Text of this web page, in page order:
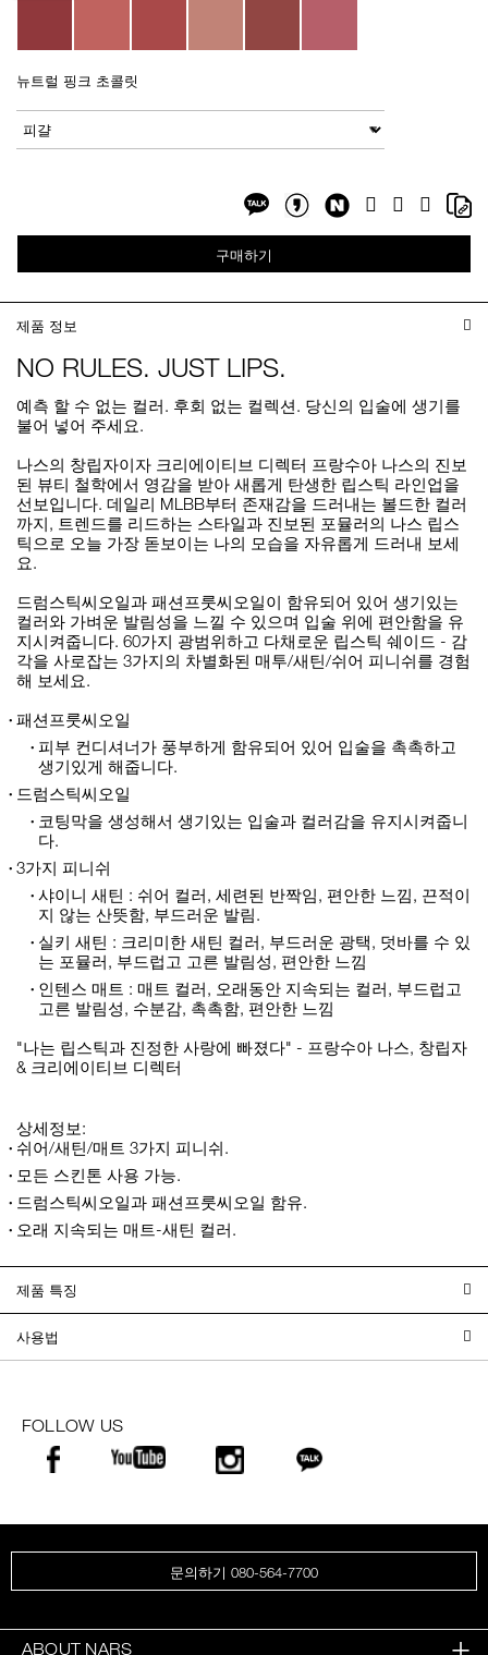
뉴트럴 핑크 초콜릿
to
cart
options
Actions
변형
on
Kakaotalk
on
Share
on
Facebook
Twitter Google
Plus
on
구매하기
제품 정보
NO RULES. JUST LIPS.
예측 할 수 없는 컬러. 후회 없는 컬렉션. 당신의 입술에 생기를
불어 넣어 주세요.
나스의 창립자이자 크리에이티브 디렉터 프랑수아 나스의 진보
된 뷰티 철학에서 영감을 받아 새롭게 탄생한 립스틱 라인업을
선보입니다. 데일리 MLBB부터 존재감을 드러내는 볼드한 컬러
까지, 트렌드를 리드하는 스타일과 진보된 포뮬러의 나스 립스
틱으로 오늘 가장 돋보이는 나의 모습을 자유롭게 드러내 보세
요.
드럼스틱씨오일과 패션프룻씨오일이 함유되어 있어 생기있는
컬러와 가벼운 발림성을 느낄 수 있으며 입술 위에 편안함을 유
지시켜줍니다. 60가지 광범위하고 다채로운 립스틱 쉐이드 - 감
각을 사로잡는 3가지의 차별화된 매투/새틴/쉬어 피니쉬를 경험
해 보세요.
패션프룻씨오일
피부 컨디셔너가 풍부하게 함유되어 있어 입술을 촉촉하고
생기있게 해줍니다.
드럼스틱씨오일
코팅막을 생성해서 생기있는 입술과 컬러감을 유지시켜줍니
다.
3가지 피니쉬
샤이니 새틴 : 쉬어 컬러, 세련된 반짝임, 편안한 느낌, 끈적이
지 않는 산뜻함, 부드러운 발림.
실키 새틴 : 크리미한 새틴 컬러, 부드러운 광택, 덧바를 수 있
는 포뮬러, 부드럽고 고른 발림성, 편안한 느낌
인텐스 매트 : 매트 컬러, 오래동안 지속되는 컬러, 부드럽고
고른 발림성, 수분감, 촉촉함, 편안한 느낌
"나는 립스틱과 진정한 사랑에 빠졌다" - 프랑수아 나스, 창립자
& 크리에이티브 디렉터
상세정보:
쉬어/새틴/매트 3가지 피니쉬.
모든 스킨톤 사용 가능.
드럼스틱씨오일과 패션프룻씨오일 함유.
오래 지속되는 매트-새틴 컬러.
제품 특징
사용법
FOLLOW US
문의하기 080-564-7700
ABOUT NARS